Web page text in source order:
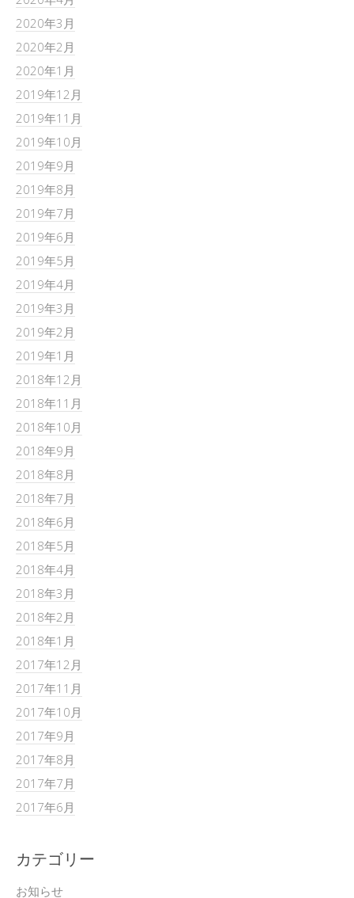
2020年3月
2020年2月
2020年1月
2019年12月
2019年11月
2019年10月
2019年9月
2019年8月
2019年7月
2019年6月
2019年5月
2019年4月
2019年3月
2019年2月
2019年1月
2018年12月
2018年11月
2018年10月
2018年9月
2018年8月
2018年7月
2018年6月
2018年5月
2018年4月
2018年3月
2018年2月
2018年1月
2017年12月
2017年11月
2017年10月
2017年9月
2017年8月
2017年7月
2017年6月
カテゴリー
お知らせ